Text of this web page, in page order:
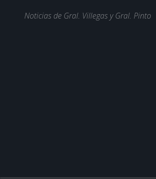
Noticias de Gral. Villegas y Gral. Pinto